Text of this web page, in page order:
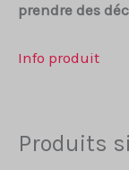
prendre des
Info produit
Produits